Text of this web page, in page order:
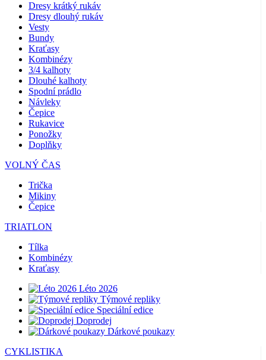
Dresy krátký rukáv
Dresy dlouhý rukáv
Vesty
Bundy
Kraťasy
Kombinézy
3/4 kalhoty
Dlouhé kalhoty
Spodní prádlo
Návleky
Čepice
Rukavice
Ponožky
Doplňky
VOLNÝ ČAS
Trička
Mikiny
Čepice
TRIATLON
Tílka
Kombinézy
Kraťasy
Léto 2026
Týmové repliky
Speciální edice
Doprodej
Dárkové poukazy
CYKLISTIKA